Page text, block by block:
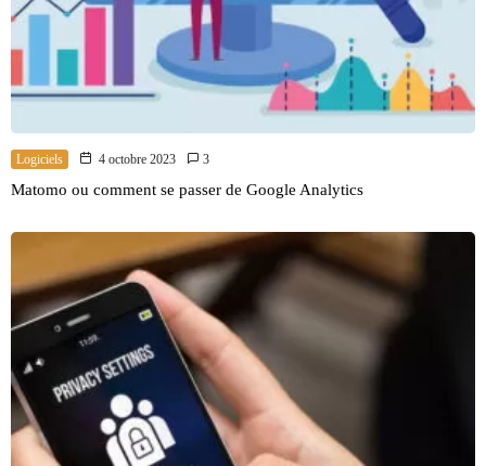
Logiciels 4 octobre 2023 3
Matomo ou comment se passer de Google Analytics